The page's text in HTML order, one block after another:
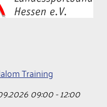
Training
09:00-12:00